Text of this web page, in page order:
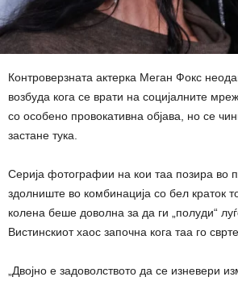
Контроверзната актерка Меган Фокс
возбуда кога се врати на социјалните
со особено провокативна објава, но се
застане тука.
Серија фотографии на кои таа позира во
здолниште во комбинација со бел краток
колена беше доволна за да ги „полуди“
Вистинскиот хаос започна кога таа го
„Двојно е задоволството да се изневери